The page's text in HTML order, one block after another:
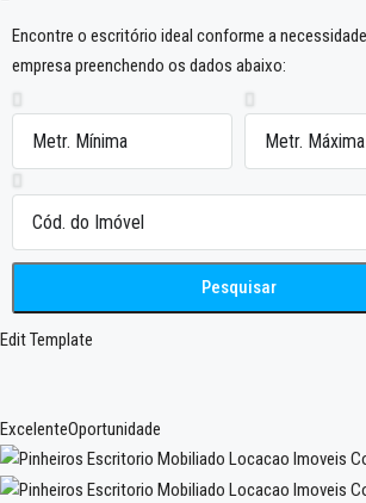
Encontre o escritório ideal conforme a
empresa preenchendo os dados abaixo:
Pesquisar
Edit Template
ExcelenteOportunidade